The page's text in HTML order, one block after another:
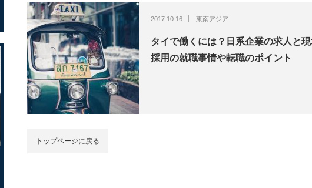
2017.10.16 東南アジア
タイで働くには？日系企業の求人と
採用の就職事情や転職のポイント
トップページに戻る